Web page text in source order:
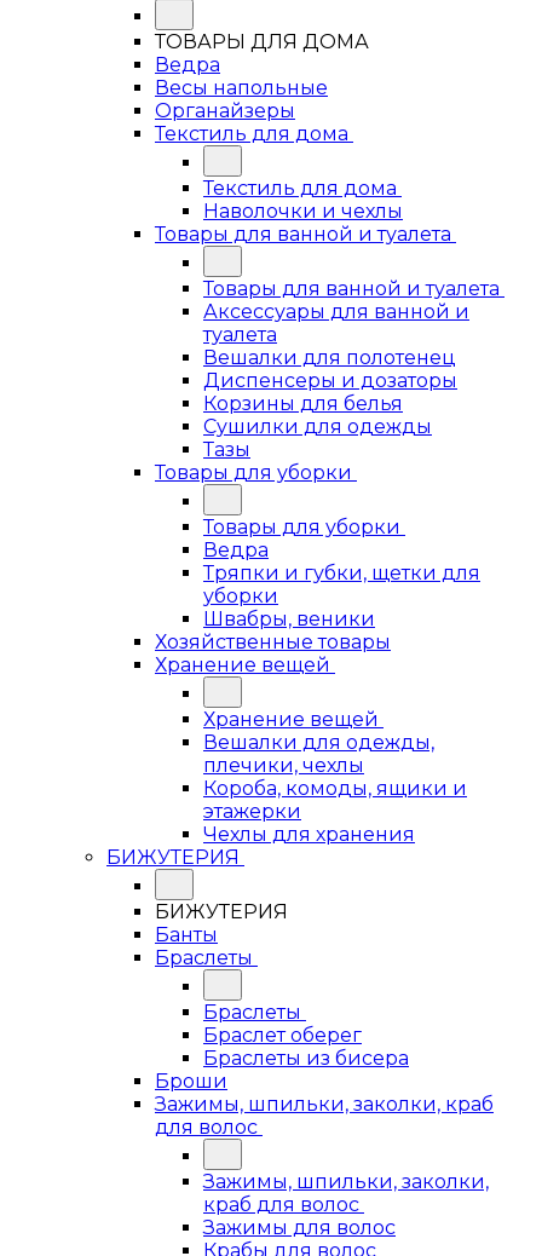
ТОВАРЫ ДЛЯ ДОМА
Ведра
Весы напольные
Органайзеры
Текстиль для дома
Текстиль для дома
Наволочки и чехлы
Товары для ванной и туалета
Товары для ванной и туалета
Аксессуары для ванной и
туалета
Вешалки для полотенец
Диспенсеры и дозаторы
Корзины для белья
Сушилки для одежды
Тазы
Товары для уборки
Товары для уборки
Ведра
Тряпки и губки, щетки для
уборки
Швабры, веники
Хозяйственные товары
Хранение вещей
Хранение вещей
Вешалки для одежды,
плечики, чехлы
Короба, комоды, ящики и
этажерки
Чехлы для хранения
БИЖУТЕРИЯ
БИЖУТЕРИЯ
Банты
Браслеты
Браслеты
Браслет оберег
Браслеты из бисера
Броши
Зажимы, шпильки, заколки, краб
для волос
Зажимы, шпильки, заколки,
краб для волос
Зажимы для волос
Крабы для волос